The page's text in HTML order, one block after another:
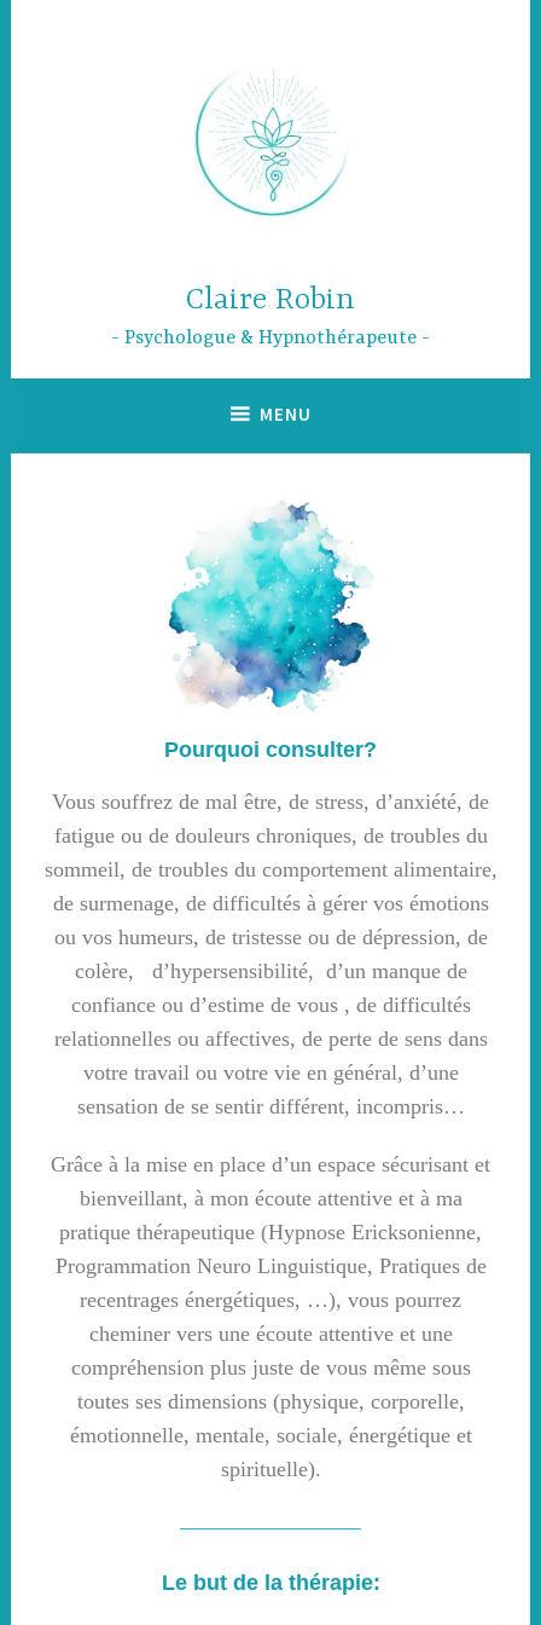
Claire Robin
Psychologue & Hypnothérapeute
MENU
Pourquoi consulter?
Vous souffrez de mal être, de stress, d’anxiété, de
fatigue ou de douleurs chroniques, de troubles du
sommeil, de troubles du comportement alimentaire,
de surmenage, de difficultés à gérer vos émotions
ou vos humeurs, de tristesse ou de dépression, de
colère, d’hypersensibilité, d’un manque de
confiance ou d’estime de vous , de difficultés
relationnelles ou affectives, de perte de sens dans
votre travail ou votre vie en général, d’une
sensation de se sentir différent, incompris…
Grâce à la mise en place d’un espace sécurisant et
bienveillant, à mon écoute attentive et à ma
pratique thérapeutique (Hypnose Ericksonienne,
Programmation Neuro Linguistique, Pratiques de
recentrages énergétiques, …), vous pourrez
cheminer vers une écoute attentive et une
compréhension plus juste de vous même sous
toutes ses dimensions (physique, corporelle,
émotionnelle, mentale, sociale, énergétique et
spirituelle).
Le but de la thérapie: